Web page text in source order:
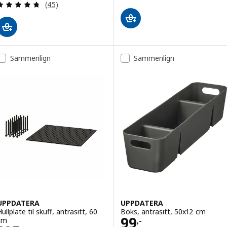
Gjennomgang: 4.7 av 5 stjerner. Samlede
(45)
Sammenlign
til skuff, antrasitt, 60
Sammenlign
UPPDATERA
Boks, antrasitt, 50x12 cm
,-
Pris 99,-